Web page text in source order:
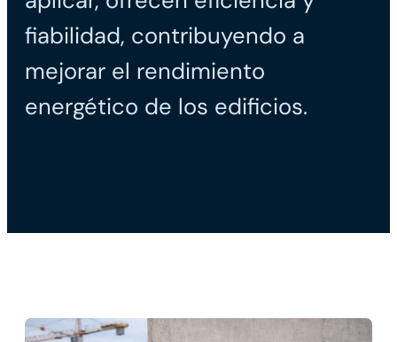
fiabilidad, contribuyendo a
mejorar el rendimiento
energético de los edificios.